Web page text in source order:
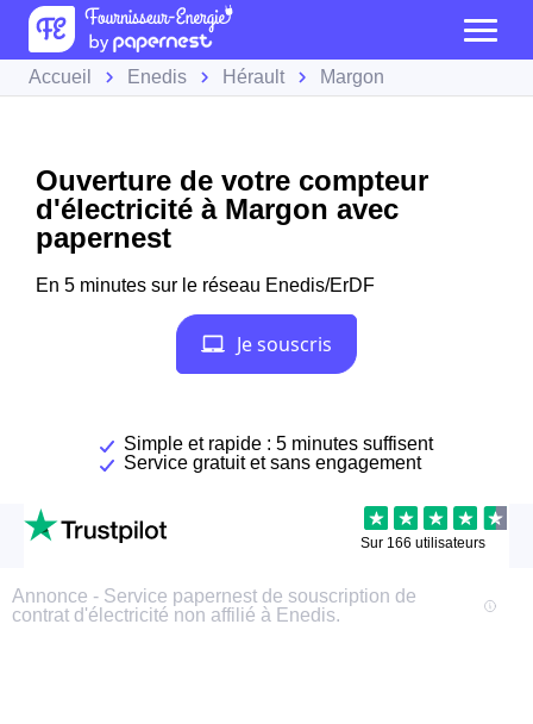
Accueil Enedis Hérault Margon